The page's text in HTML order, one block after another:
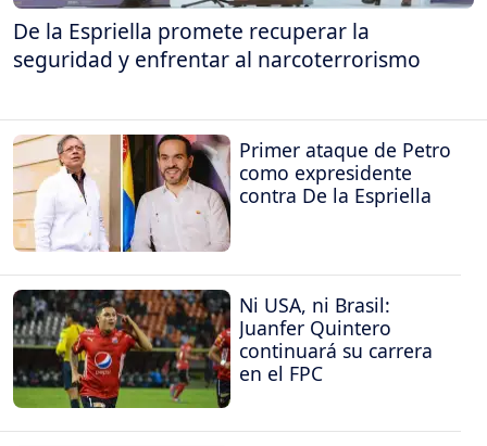
De la Espriella promete recuperar la
seguridad y enfrentar al narcoterrorismo
Primer ataque de Petro
como expresidente
contra De la Espriella
Ni USA, ni Brasil:
Juanfer Quintero
continuará su carrera
en el FPC